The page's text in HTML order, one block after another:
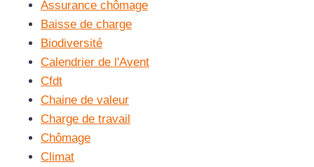
Assurance chômage
Baisse de charge
Biodiversité
Calendrier de l'Avent
Cfdt
Chaine de valeur
Charge de travail
Chômage
Climat